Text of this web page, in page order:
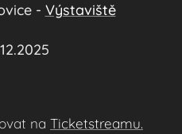
- Výstaviště
na Ticketstreamu.